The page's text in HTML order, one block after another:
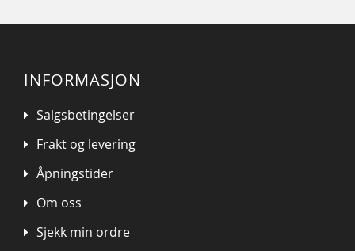
INFORMASJON
Salgsbetingelser
Frakt og levering
Åpningstider
Om oss
Sjekk min ordre